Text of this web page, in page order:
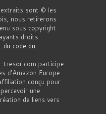
sont © les
nous retirerons
sous copyright
droits.
code du
tresor.com participe
d’Amazon Europe
conçu pour
une
de liens vers